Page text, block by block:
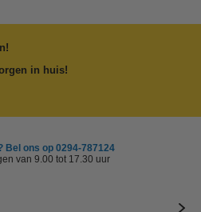
in huis!
Bel ons op 0294-787124
van 9.00 tot 17.30 uur